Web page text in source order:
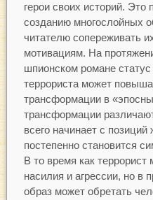
герои своих историй. Это
созданию многослойных
читателю сопереживать
мотивациям. На
шпионском романе
террориста может
трансформации в
трансформации
всего начинает с позиций
постепенно становится
В то время как террорист
насилия и агрессии, но в
образ может обретать